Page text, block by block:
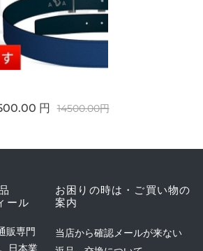
円 14500.00円
ール
販専門
日本業
お困りの時は・ご買い物の
案内
当店から確認メールが来ない